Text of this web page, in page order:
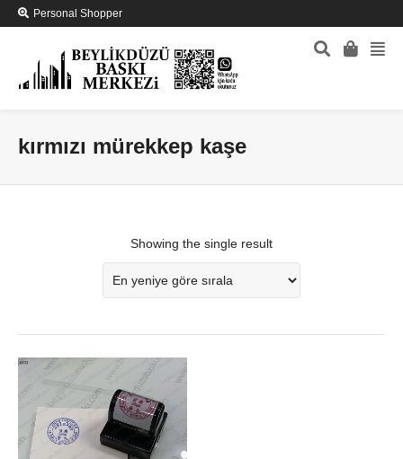
Personal Shopper
kırmızı mürekkep kaşe
Showing the single result